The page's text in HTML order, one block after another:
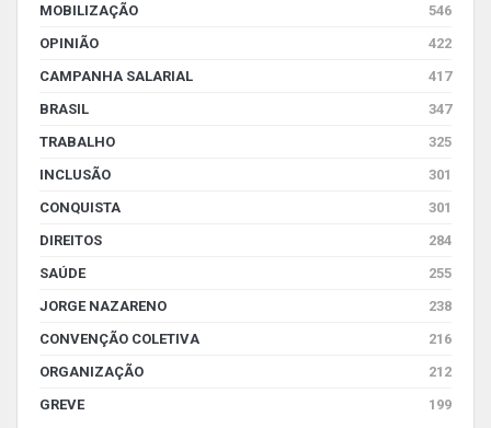
MOBILIZAÇÃO
546
OPINIÃO
422
CAMPANHA SALARIAL
417
BRASIL
347
TRABALHO
325
INCLUSÃO
301
CONQUISTA
301
DIREITOS
284
SAÚDE
255
JORGE NAZARENO
238
CONVENÇÃO COLETIVA
216
ORGANIZAÇÃO
212
GREVE
199